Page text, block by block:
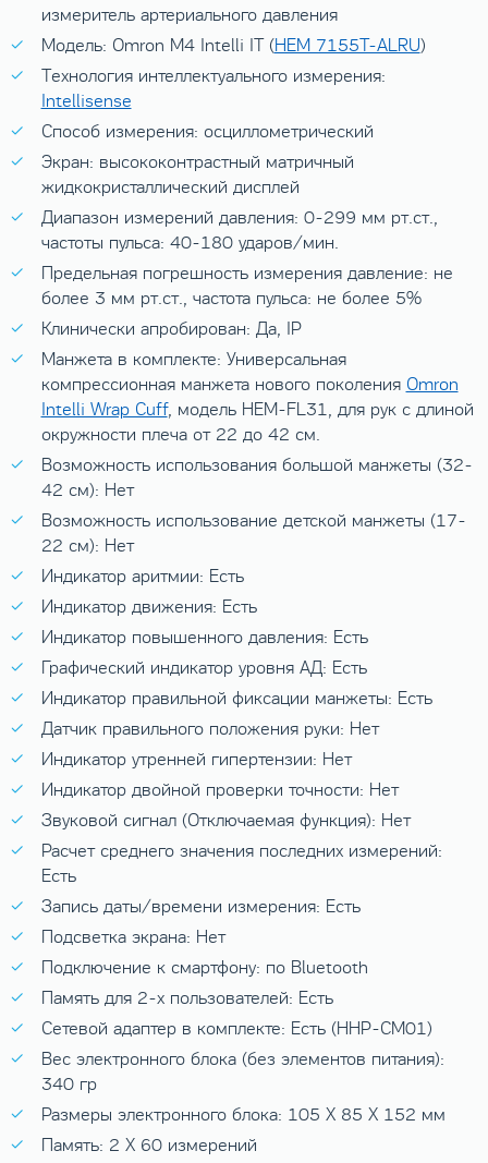
измеритель артериального давления
Модель: Omron M4 Intelli IT (HEM 7155T-ALRU)
Технология интеллектуального измерения:
Intellisense
Способ измерения: осциллометрический
Экран: высококонтрастный матричный
жидкокристаллический дисплей
Диапазон измерений давления: 0-299 мм рт.ст.,
частоты пульса: 40-180 ударов/мин.
Предельная погрешность измерения давление: не
более 3 мм рт.ст., частота пульса: не более 5%
Клинически апробирован: Да, IP
Манжета в комплекте: Универсальная
компрессионная манжета нового поколения Omron
Intelli Wrap Cuff, модель HEM-FL31, для рук с длиной
окружности плеча от 22 до 42 см.
Возможность использования большой манжеты (32-
42 см): Нет
Возможность использование детской манжеты (17-
22 см): Нет
Индикатор аритмии: Есть
Индикатор движения: Есть
Индикатор повышенного давления: Есть
Графический индикатор уровня АД: Есть
Индикатор правильной фиксации манжеты: Есть
Датчик правильного положения руки: Нет
Индикатор утренней гипертензии: Нет
Индикатор двойной проверки точности: Нет
Звуковой сигнал (Отключаемая функция): Нет
Расчет среднего значения последних измерений:
Есть
Запись даты/времени измерения: Есть
Подсветка экрана: Нет
Подключение к смартфону: по Bluetooth
Память для 2-х пользователей: Есть
Сетевой адаптер в комплекте: Есть (HHP-CM01)
Вес электронного блока (без элементов питания):
340 гр
Размеры электронного блока: 105 X 85 X 152 мм
Память: 2 X 60 измерений